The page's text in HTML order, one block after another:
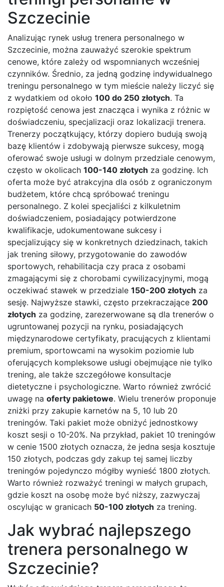
Szczecinie
Analizując rynek usług trenera personalnego w
Szczecinie, można zauważyć szerokie spektrum
cenowe, które zależy od wspomnianych wcześniej
czynników. Średnio, za jedną godzinę indywidualnego
treningu personalnego w tym mieście należy liczyć się
z wydatkiem od około 100 do 250 złotych. Ta
rozpiętość cenowa jest znacząca i wynika z różnic w
doświadczeniu, specjalizacji oraz lokalizacji trenera.
Trenerzy początkujący, którzy dopiero budują swoją
bazę klientów i zdobywają pierwsze sukcesy, mogą
oferować swoje usługi w dolnym przedziale cenowym,
często w okolicach 100-140 złotych za godzinę. Ich
oferta może być atrakcyjna dla osób z ograniczonym
budżetem, które chcą spróbować treningu
personalnego. Z kolei specjaliści z kilkuletnim
doświadczeniem, posiadający potwierdzone
kwalifikacje, udokumentowane sukcesy i
specjalizujący się w konkretnych dziedzinach, takich
jak trening siłowy, przygotowanie do zawodów
sportowych, rehabilitacja czy praca z osobami
zmagającymi się z chorobami cywilizacyjnymi, mogą
oczekiwać stawek w przedziale 150-200 złotych za
sesję. Najwyższe stawki, często przekraczające 200
złotych za godzinę, zarezerwowane są dla trenerów o
ugruntowanej pozycji na rynku, posiadających
międzynarodowe certyfikaty, pracujących z klientami
premium, sportowcami na wysokim poziomie lub
oferujących kompleksowe usługi obejmujące nie tylko
trening, ale także szczegółowe konsultacje
dietetyczne i psychologiczne. Warto również zwrócić
uwagę na oferty pakietowe. Wielu trenerów proponuje
zniżki przy zakupie karnetów na 5, 10 lub 20
treningów. Taki pakiet może obniżyć jednostkowy
koszt sesji o 10-20%. Na przykład, pakiet 10 treningów
w cenie 1500 złotych oznacza, że jedna sesja kosztuje
150 złotych, podczas gdy zakup tej samej liczby
treningów pojedynczo mógłby wynieść 1800 złotych.
Warto również rozważyć treningi w małych grupach,
gdzie koszt na osobę może być niższy, zazwyczaj
oscylując w granicach 50-100 złotych za trening.
Jak wybrać najlepszego
trenera personalnego w
Szczecinie?